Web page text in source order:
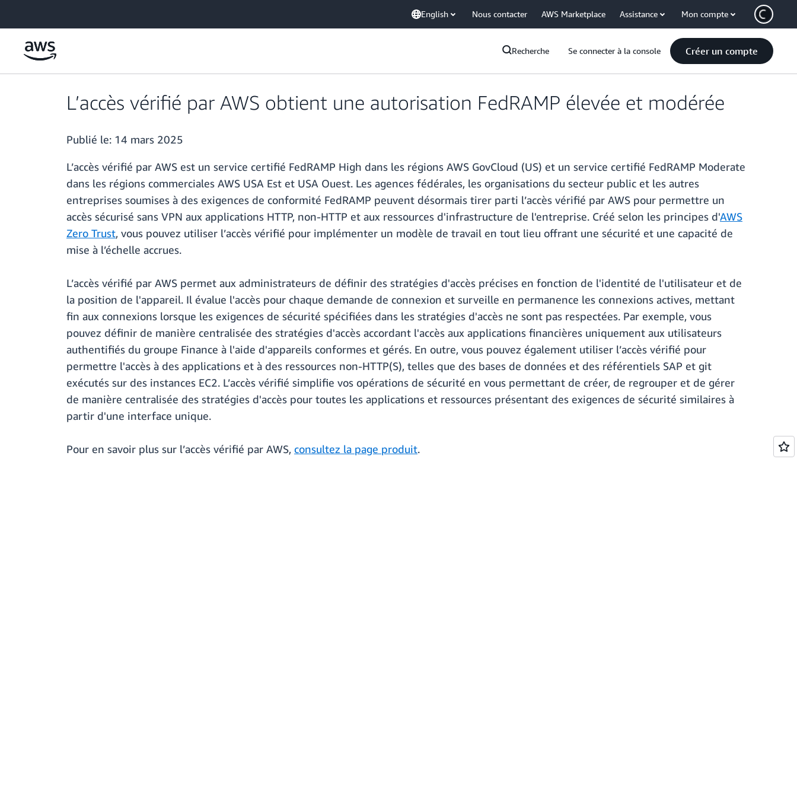
English Nous contacter AWS Marketplace Assistance Mon compte
Recherche Se connecter à la console Créer un compte
L’accès vérifié par AWS obtient une autorisation FedRAMP élevée et modérée
Publié le: 14 mars 2025
L’accès vérifié par AWS est un service certifié FedRAMP High dans les régions AWS GovCloud (US) et un service certifié FedRAMP Moderate
dans les régions commerciales AWS USA Est et USA Ouest. Les agences fédérales, les organisations du secteur public et les autres
entreprises soumises à des exigences de conformité FedRAMP peuvent désormais tirer parti l’accès vérifié par AWS pour permettre un
accès sécurisé sans VPN aux applications HTTP, non-HTTP et aux ressources d'infrastructure de l'entreprise. Créé selon les principes d'AWS
Zero Trust, vous pouvez utiliser l’accès vérifié pour implémenter un modèle de travail en tout lieu offrant une sécurité et une capacité de
mise à l’échelle accrues.
L’accès vérifié par AWS permet aux administrateurs de définir des stratégies d'accès précises en fonction de l'identité de l'utilisateur et de
la position de l'appareil. Il évalue l'accès pour chaque demande de connexion et surveille en permanence les connexions actives, mettant
fin aux connexions lorsque les exigences de sécurité spécifiées dans les stratégies d'accès ne sont pas respectées. Par exemple, vous
pouvez définir de manière centralisée des stratégies d'accès accordant l'accès aux applications financières uniquement aux utilisateurs
authentifiés du groupe Finance à l'aide d'appareils conformes et gérés. En outre, vous pouvez également utiliser l’accès vérifié pour
permettre l'accès à des applications et à des ressources non-HTTP(S), telles que des bases de données et des référentiels SAP et git
exécutés sur des instances EC2. L’accès vérifié simplifie vos opérations de sécurité en vous permettant de créer, de regrouper et de gérer
de manière centralisée des stratégies d'accès pour toutes les applications et ressources présentant des exigences de sécurité similaires à
partir d'une interface unique.
Pour en savoir plus sur l’accès vérifié par AWS, consultez la page produit.